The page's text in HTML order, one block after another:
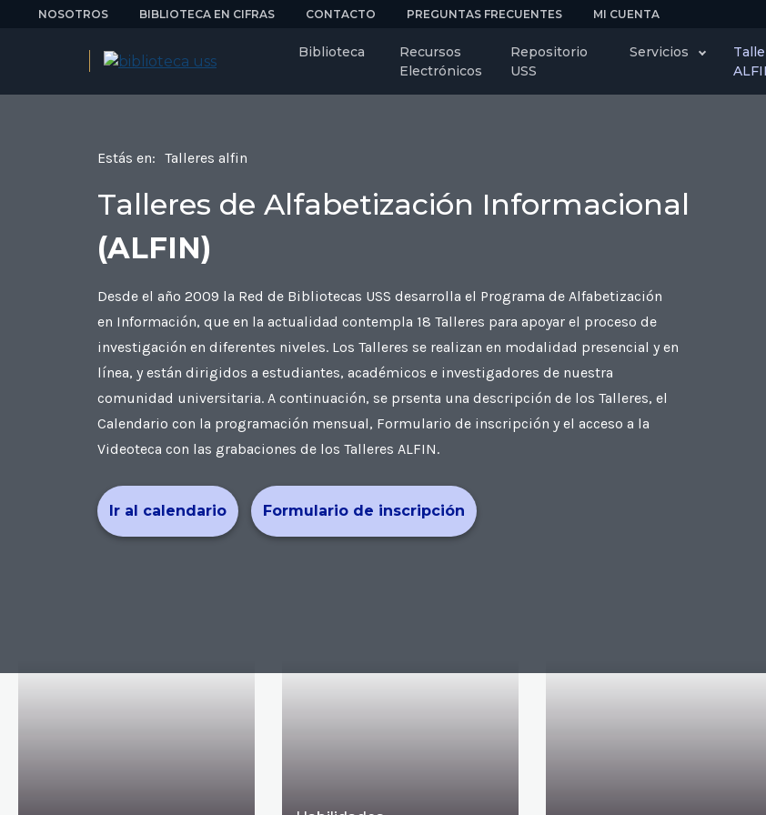
NOSOTROS BIBLIOTECA EN CIFRAS CONTACTO PREGUNTAS FRECUENTES MI CUENTA
Biblioteca
Recursos
Electrónicos
Repositorio
USS
Servicios
Estás en: Talleres alfin
Talleres de Alfabetización Informacional
(ALFIN)
Desde el año 2009 la Red de Bibliotecas USS desarrolla el Programa de Alfabetización
en Información, que en la actualidad contempla 18 Talleres para apoyar el proceso de
investigación en diferentes niveles. Los Talleres se realizan en modalidad presencial y en
línea, y están dirigidos a estudiantes, académicos e investigadores de nuestra
comunidad universitaria. A continuación, se prsenta una descripción de los Talleres, el
Calendario con la programación mensual, Formulario de inscripción y el acceso a la
Videoteca con las grabaciones de los Talleres ALFIN.
Ir al calendario Formulario de inscripción